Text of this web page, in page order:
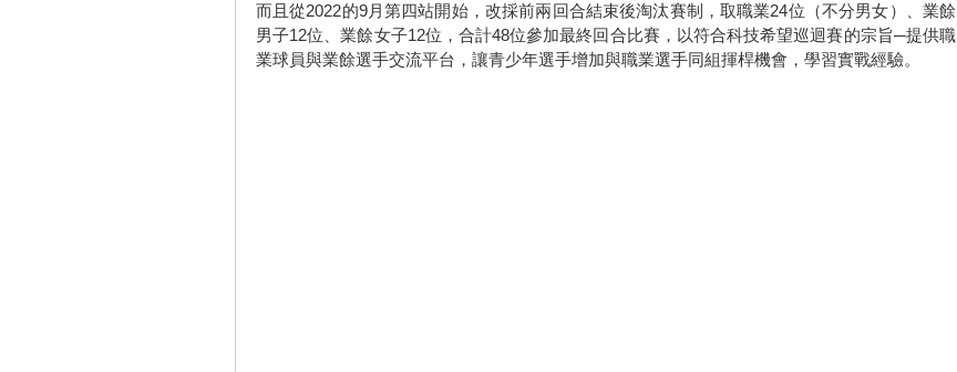
而且從2022的9月第四站開始，改採前兩回合結束後淘汰賽制，取職業24位（不分男女）、業餘
男子12位、業餘女子12位，合計48位參加最終回合比賽，以符合科技希望巡迴賽的宗旨─提供職
業球員與業餘選手交流平台，讓青少年選手增加與職業選手同組揮桿機會，學習實戰經驗。